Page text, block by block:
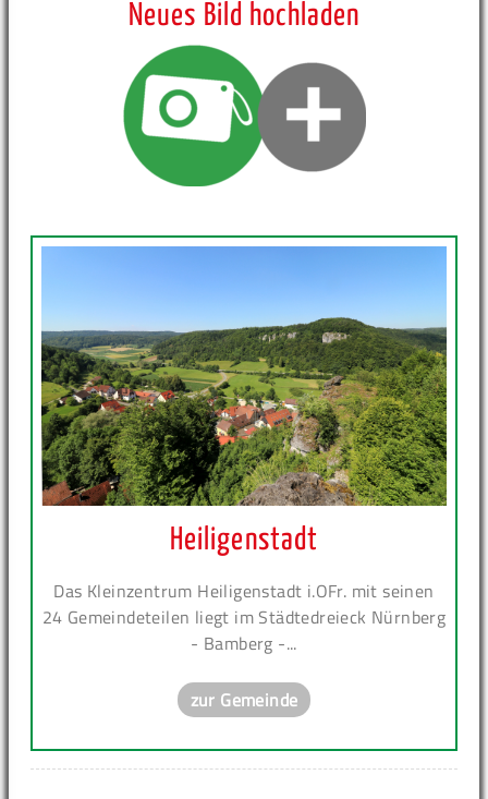
Neues Bild hochladen
Heiligenstadt
Das Kleinzentrum Heiligenstadt i.OFr. mit seinen
24 Gemeindeteilen liegt im Städtedreieck Nürnberg
- Bamberg -...
zur Gemeinde